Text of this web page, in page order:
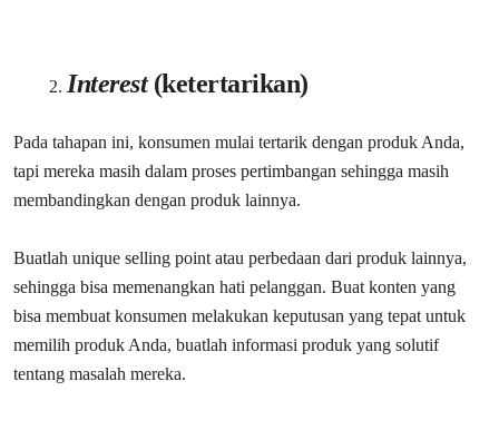
Interest(ketertarikan)
Pada tahapan ini, konsumen mulai tertarik dengan produk Anda,
tapi mereka masih dalam proses pertimbangan sehingga masih
membandingkan dengan produk lainnya.
Buatlah unique selling point atau perbedaan dari produk lainnya,
sehingga bisa memenangkan hati pelanggan. Buat konten yang
bisa membuat konsumen melakukan keputusan yang tepat untuk
memilih produk Anda, buatlah informasi produk yang solutif
tentang masalah mereka.